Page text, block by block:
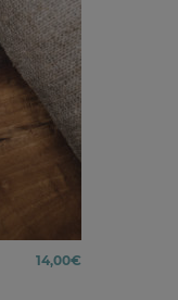
14,00€